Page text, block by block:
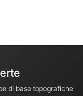
di base topografiche